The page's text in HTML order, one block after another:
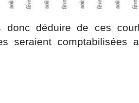
donc déduire de ces
seraient comptabilisées